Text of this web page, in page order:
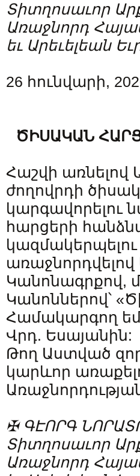
Տիտղոսաւոր
Առաջնորդ
եւ Արեւելեան
26 հունվարի,
ԾԻՍԱԿԱՆ
Հաշվի առնելով
ժողովրդի
հարցերի
առաջնորդվելով
Կանոնագրքով,
Կանոններով՝
Համակարգող
Վրդ. Եսայանին:
Թող Աստված
կարևոր
✠ ԳԷՈՐԳ
Տիտղոսաւոր
Առաջնորդ